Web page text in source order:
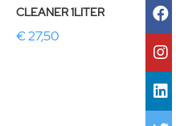
CLEANER 1LITER
€ 27,50